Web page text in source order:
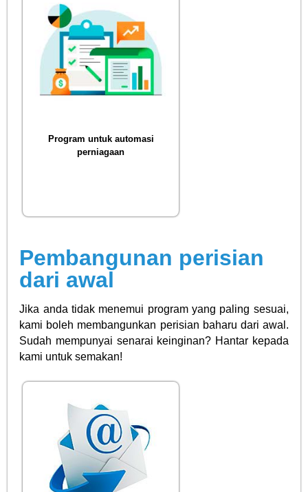
Program untuk automasi
perniagaan
Pembangunan perisian
dari awal
Jika anda tidak menemui program yang paling sesuai,
kami boleh membangunkan perisian baharu dari awal.
Sudah mempunyai senarai keinginan? Hantar kepada
kami untuk semakan!